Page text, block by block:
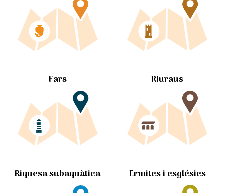
Fars Riuraus
Riquesa subaquàtica Ermites i esglésies